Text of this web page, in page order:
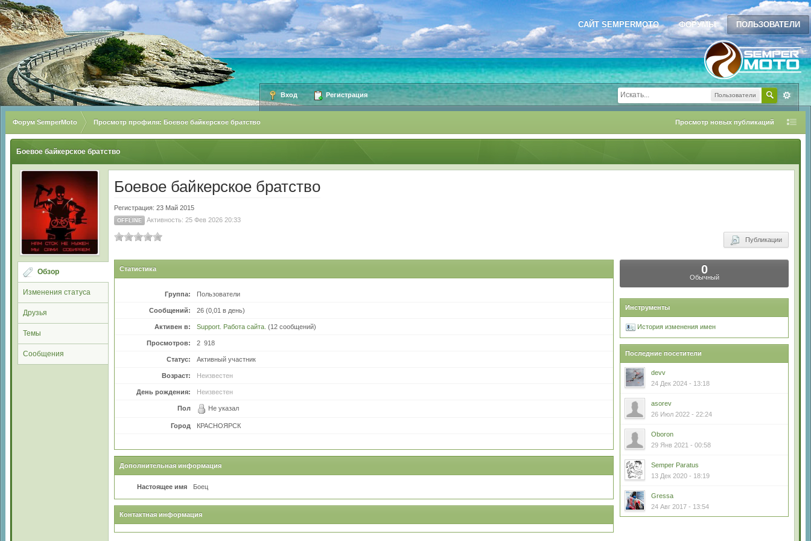
САЙТ SEMPERMOTO ФОРУМЫ ПОЛЬЗОВАТЕЛИ
Пользователи
Вход Регистрация
Форум SemperMoto Просмотр профиля: Боевое байкерское братство Просмотр новых публикаций
Боевое байкерское братство
Обзор
Изменения статуса
Друзья
Темы
Сообщения
Боевое байкерское братство
Регистрация: 23 Май 2015
OFFLINE Активность: 25 Фев 2026 20:33
Публикации
Статистика
Группа: Пользователи
Сообщений: 26 (0,01 в день)
Активен в: Support. Работа сайта. (12 сообщений)
Просмотров: 2 918
Статус: Активный участник
Возраст: Неизвестен
День рождения: Неизвестен
Пол Не указал
Город КРАСНОЯРСК
Дополнительная информация
Настоящее имя Боец
Контактная информация
0
Обычный
Инструменты
История изменения имен
Последние посетители
devv
24 Дек 2024 - 13:18
asorev
26 Июл 2022 - 22:24
Oboron
29 Янв 2021 - 00:58
Semper Paratus
13 Дек 2020 - 18:19
Gressa
24 Авг 2017 - 13:54